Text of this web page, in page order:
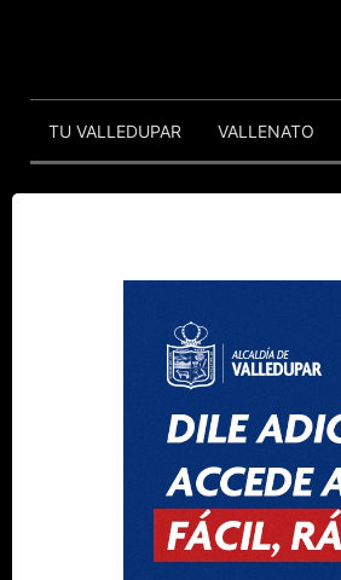
TU VALLEDUPAR VALLENATO